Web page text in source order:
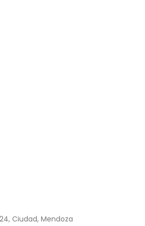
Ciudad, Mendoza